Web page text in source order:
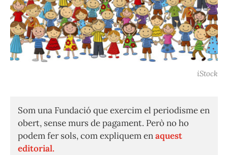
iStock
Som una Fundació que exercim el periodisme en
obert, sense murs de pagament. Però no ho
podem fer sols, com expliquem enaquest
editorial.